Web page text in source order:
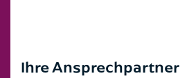
Ihre Ansprechpartner